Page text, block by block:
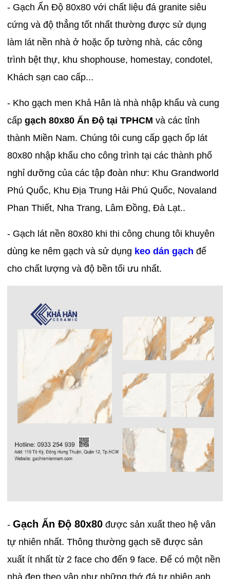
- Gạch Ấn Độ 80x80 với chất liệu đá granite siêu
cứng và độ thẳng tốt nhất thường được sử dụng
làm lát nền nhà ở hoặc ốp tường nhà, các công
trình bệt thự, khu shophouse, homestay, condotel,
Khách sạn cao cấp...
- Kho gạch men Khả Hân là nhà nhập khẩu và cung
cấpgạch 80x80 Ấn Độ tại TPHCM và các tỉnh
thành Miền Nam. Chúng tôi cung cấp gạch ốp lát
80x80 nhập khẩu cho công trình tại các thành phố
nghỉ dưỡng của các tập đoàn như: Khu Grandworld
Phú Quốc, Khu Địa Trung Hải Phú Quốc, Novaland
Phan Thiết, Nha Trang, Lâm Đồng, Đà Lạt..
- Gạch lát nền 80x80 khi thi công chung tôi khuyên
dùng ke nêm gạch và sử dụng keo dán gạch để
cho chất lượng và độ bền tối ưu nhất.
-Gạch Ấn Độ 80x80 được sản xuất theo hệ vân
tự nhiên nhất. Thông thường gạch sẽ được sản
xuất ít nhất từ 2 face cho đến 9 face. Để có một nền
nhà đẹp theo vân như những thớ đá tự nhiên anh